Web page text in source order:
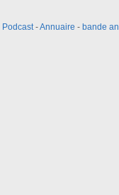
Podcast-Annuaire - bande